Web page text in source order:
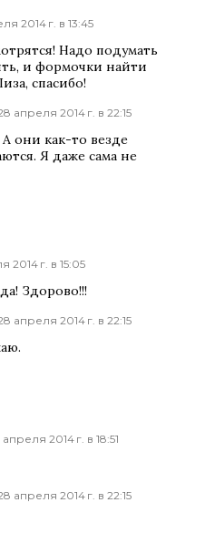
2014 г. в 13:45
Надо подумать
и формочки найти
спасибо!
апреля 2014 г. в 22:15
А они как-то везде
Я даже сама не
2014 г. в 15:05
Здорово!!!
апреля 2014 г. в 22:15
2014 г. в 18:51
апреля 2014 г. в 22:15